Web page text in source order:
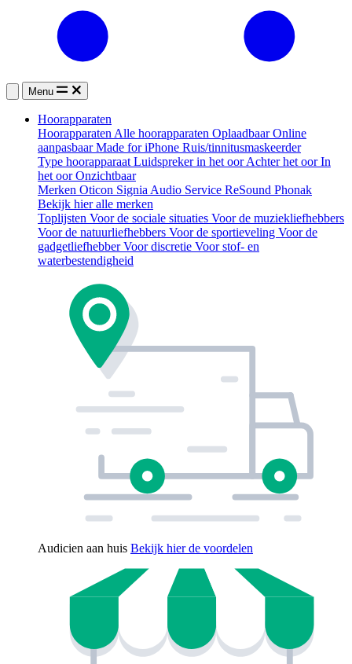
Menu
Hoorapparaten
Hoorapparaten Alle hoorapparaten OplaadbaarOnline
aanpasbaarMade for iPhone Ruis/tinnitusmaskeerder
Type hoorapparaat Luidspreker in het oorAchter het oorIn
het oorOnzichtbaar
Merken Oticon Signia Audio Service ReSound Phonak
Bekijk hier alle merken
Toplijsten Voor de sociale situaties Voor de muziekliefhebbers
Voor de natuurliefhebbers Voor de sportieveling Voor de
gadgetliefhebberVoor discretie Voor stof- en
waterbestendigheid
Audicien aan huis Bekijk hier de voordelen